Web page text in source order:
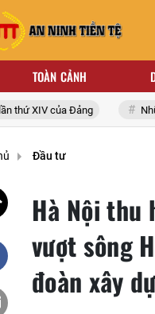
TOÀN CẢNH
XIV của Đảng
Đầu tư
Hà Nội thu
vượt sông
đoàn xây